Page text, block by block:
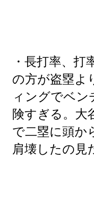
・長打率、打
の方が盗塁よ
ィングでベ
険すぎる。大
で二塁に頭か
肩壊したの見